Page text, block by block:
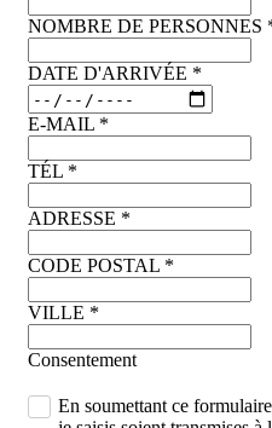
NOMBRE DE PERSONNES
DATE D'ARRIVÉE *
E-MAIL *
TÉL *
ADRESSE *
CODE POSTAL *
VILLE *
Consentement
En soumettant ce